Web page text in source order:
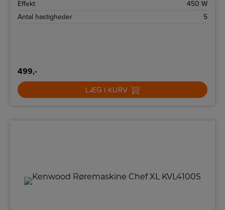
Effekt
450 W
Antal hastigheder
5
499,-
LÆG I KURV